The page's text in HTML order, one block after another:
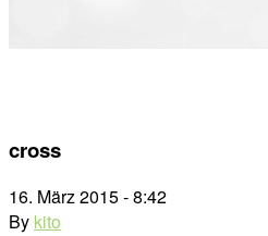
cross
16. März 2015 - 8:42
By kito